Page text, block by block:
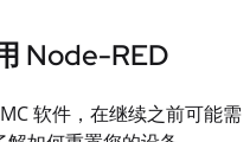
Node-RED
软件，在继续之前可能需